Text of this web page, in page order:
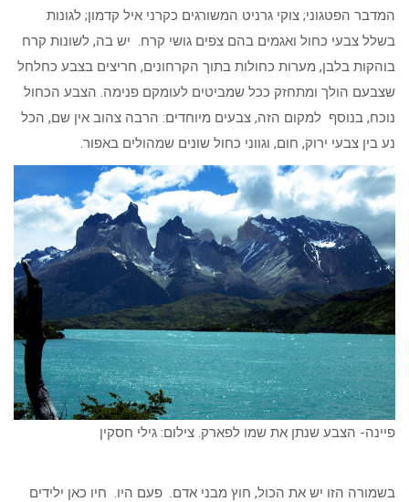
המדבר הפטגוני; צוקי גרניט המשורגים כקרני איל קדמון; לגונות
בשלל צבעי כחול ואגמים בהם צפים גושי קרח. יש בה, לשונות קרח
בוהקות בלבן, מערות כחולות בתוך הקרחונים, חריצים בצבע כחלחל
שצבעם הולך ומתחזק ככל שמביטים לעומקם פנימה. הצבע הכחול
נוכח, בנוסף למקום הזה, צבעים מיוחדים: הרבה צהוב אין שם, הכל
נע בין צבעי ירוק, חום, וגווני כחול שונים שמהולים באפור.
פיינה- הצבע שנתן את שמו לפארק. צילום: גילי חסקין
בשמורה הזו יש את הכול, חוץ מבני אדם. פעם היו. חיו כאן ילידים